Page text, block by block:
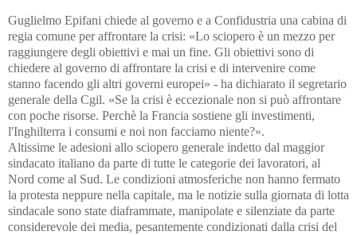
Guglielmo Epifani chiede al governo e a Confidustria una cabina di
regia comune per affrontare la crisi: «Lo sciopero è un mezzo per
raggiungere degli obiettivi e mai un fine. Gli obiettivi sono di
chiedere al governo di affrontare la crisi e di intervenire come
stanno facendo gli altri governi europei» - ha dichiarato il segretario
generale della Cgil. «Se la crisi è eccezionale non si può affrontare
con poche risorse. Perchè la Francia sostiene gli investimenti,
l'Inghilterra i consumi e noi non facciamo niente?».
Altissime le adesioni allo sciopero generale indetto dal maggior
sindacato italiano da parte di tutte le categorie dei lavoratori, al
Nord come al Sud. Le condizioni atmosferiche non hanno fermato
la protesta neppure nella capitale, ma le notizie sulla giornata di lotta
sindacale sono state diaframmate, manipolate e silenziate da parte
considerevole dei media, pesantemente condizionati dalla crisi del